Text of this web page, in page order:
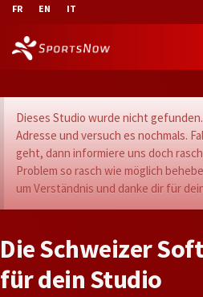
FR EN IT
Dieses Studio wurde nicht
Adresse und versuch es nochmals.
geht, dann informiere uns doch
Problem so rasch wie möglich
um Verständnis und danke dir für
DieSchweizerSoft
fürdein Studio